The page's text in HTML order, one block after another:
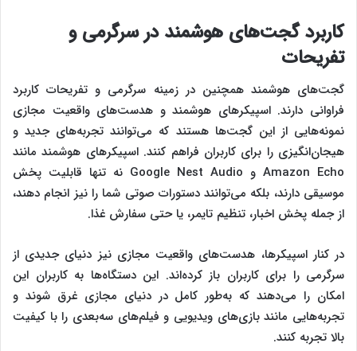
کاربرد گجت‌های هوشمند در سرگرمی و
تفریحات
گجت‌های هوشمند همچنین در زمینه سرگرمی و تفریحات کاربرد
فراوانی دارند. اسپیکرهای هوشمند و هدست‌های واقعیت مجازی
نمونه‌هایی از این گجت‌ها هستند که می‌توانند تجربه‌های جدید و
هیجان‌انگیزی را برای کاربران فراهم کنند. اسپیکرهای هوشمند مانند
Amazon Echo و Google Nest Audio نه تنها قابلیت پخش
موسیقی دارند، بلکه می‌توانند دستورات صوتی شما را نیز انجام دهند،
از جمله پخش اخبار، تنظیم تایمر، یا حتی سفارش غذا.
در کنار اسپیکرها، هدست‌های واقعیت مجازی نیز دنیای جدیدی از
سرگرمی را برای کاربران باز کرده‌اند. این دستگاه‌ها به کاربران این
امکان را می‌دهند که به‌طور کامل در دنیای مجازی غرق شوند و
تجربه‌هایی مانند بازی‌های ویدیویی و فیلم‌های سه‌بعدی را با کیفیت
بالا تجربه کنند.